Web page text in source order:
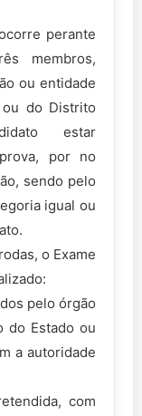
perante
membros,
ou entidade
do Distrito
estar
por no
sendo pelo
igual ou
o Exame
pelo órgão
do Estado ou
a autoridade
com